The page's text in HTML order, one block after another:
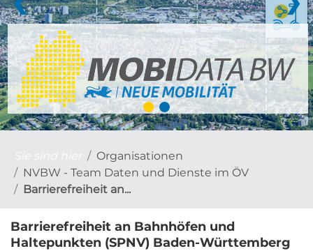
Organisationen
NVBW - Team Daten und Dienste im ÖV
Barrierefreiheit an...
Barrierefreiheit an Bahnhöfen und
Haltepunkten (SPNV) Baden-Württemberg